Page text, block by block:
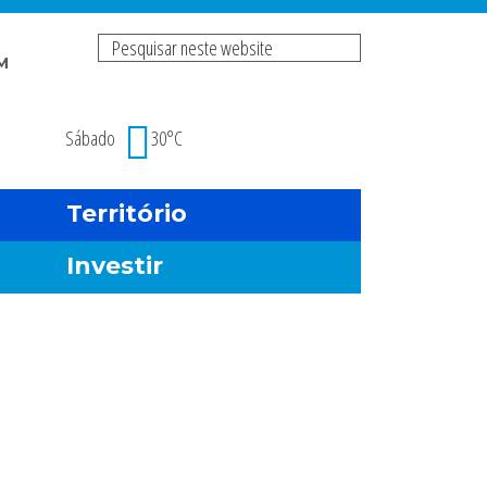
Pesquisar
Sábado
30°C
Território
Investir